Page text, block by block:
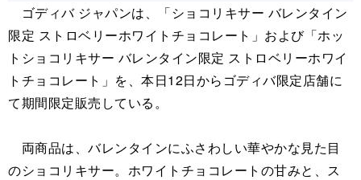
ゴディバ ジャパンは、「ショコリキサー バレンタイン
限定 ストロベリーホワイトチョコレート」および「ホッ
トショコリキサー バレンタイン限定 ストロベリーホワイ
トチョコレート」を、本日12日からゴディバ限定店舗に
て期間限定販売している。
両商品は、バレンタインにふさわしい華やかな見た目
のショコリキサー。ホワイトチョコレートの甘みと、ス